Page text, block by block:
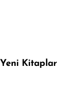
Yeni Kitaplar